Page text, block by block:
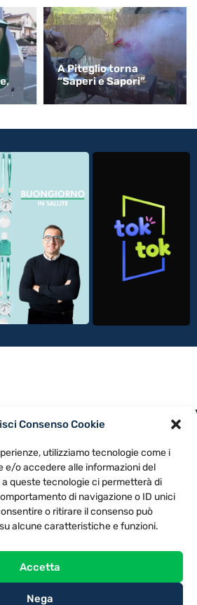
Consenso Cookie
utilizziamo tecnologie come i
e/o accedere alle informazioni del
queste tecnologie ci permetterà di
di navigazione o ID unici
o ritirare il consenso può
alcune caratteristiche e funzioni.
Accetta
Nega
A Piteglio torna
“Saperi e Sapori”
CONTATTACI PREFERENZE
LIBERA S.P.A.
95/21 – 51100 Pistoia (PT)
/ Fax 0573.913615